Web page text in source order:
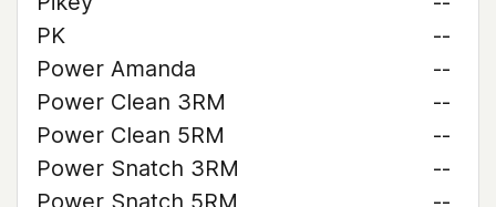
PK
--
Power Amanda
--
Power Clean 3RM
--
Power Clean 5RM
--
Power Snatch 3RM
--
Power Snatch 5RM
--